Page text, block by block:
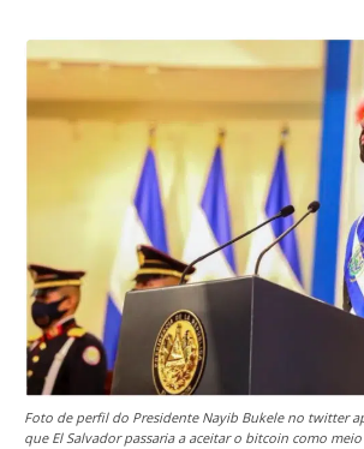
Foto de perfil do Presidente Nayib Bukele no twitter
que El Salvador passaria a aceitar o bitcoin como